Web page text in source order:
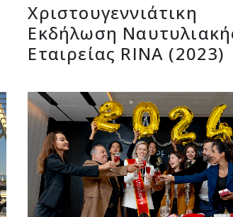
Χριστουγεννιάτικη
Εκδήλωση
Εταιρείας RINA (2023)